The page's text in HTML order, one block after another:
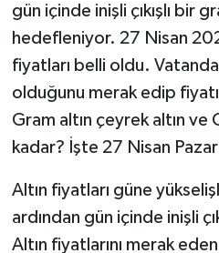
gün içinde inişli çıkışlı bir
hedefleniyor. 27 Nisan
fiyatları belli oldu.
olduğunu merak edip
Gram altın çeyrek altın ve
kadar? İşte 27 Nisan
Altın fiyatları güne
ardından gün içinde inişli
Altın fiyatlarını merak